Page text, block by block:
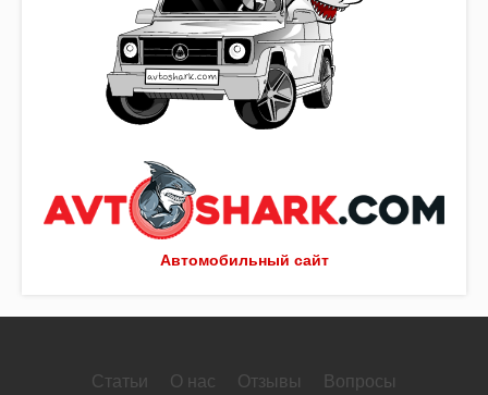
Автомобильный сайт
Статьи О нас Отзывы Вопросы